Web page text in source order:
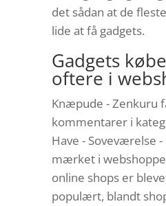
det sådan at de
lide at få gadgets.
Gadgets
oftere i
Knæpude - Zenkuru
kommentarer i
Have - Soveværelse
mærket i
online shops er
populært, blandt